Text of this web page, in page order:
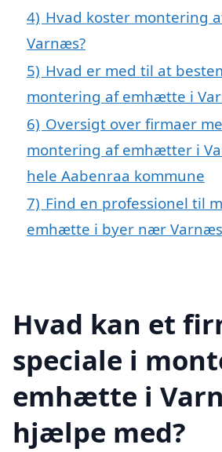
4) Hvad koster montering
Varnæs?
5) Hvad er med til at
montering af emhætte i
6) Oversigt over firmaer
montering af emhætter i
hele Aabenraa kommune
7) Find en professionel til
emhætte i byer nær Varnæs
Hvad kan et
speciale i
emhætte i
hjælpe med?